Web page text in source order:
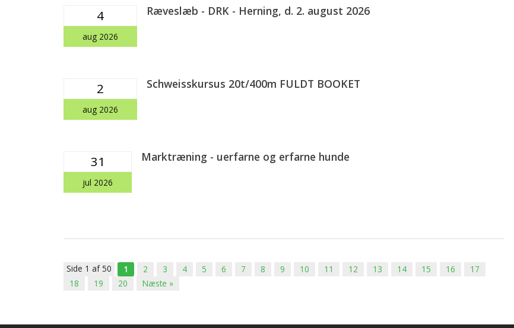
4
aug 2026
Ræveslæb - DRK - Herning, d. 2. august 2026
2
aug 2026
Schweisskursus 20t/400m FULDT BOOKET
31
jul 2026
Marktræning - uerfarne og erfarne hunde
Side 1 af 50 1 2 3 4 5 6 7 8 9 10 11 12 13 14 15 16
17
18
19 20 Næste »